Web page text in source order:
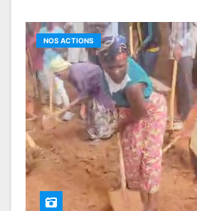
NOS ACTIONS